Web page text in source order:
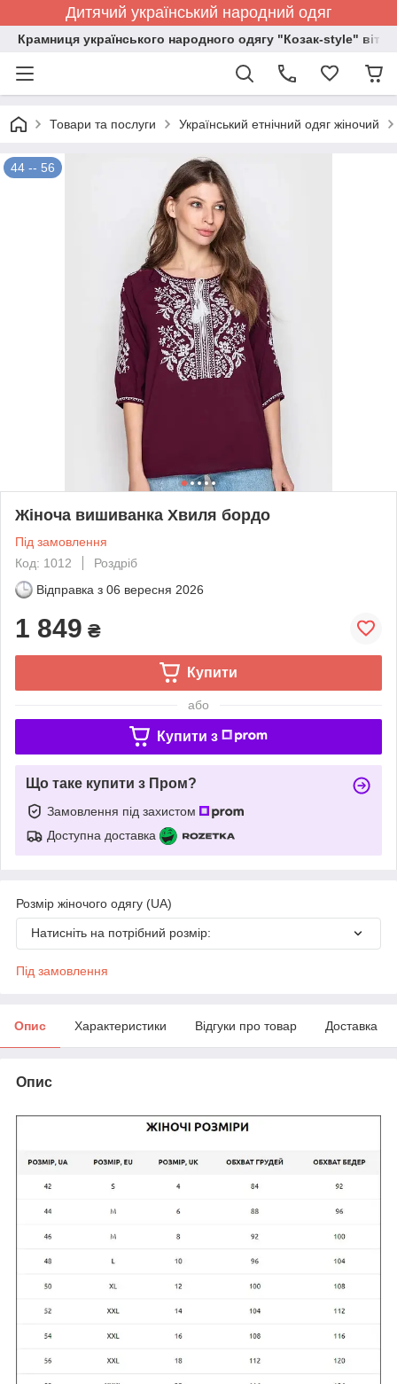
Дитячий український народний одяг
Крамниця українського народного одягу "Козак-style"
Товари та послуги Український етнічний одяг жіночий
44 -- 56
Жіноча вишиванка Хвиля бордо
Під замовлення
Код: 1012
Роздріб
Відправка з 06 вересня 2026
1 849 ₴
Купити
або
Купити з
Що таке купити з Пром?
Замовлення під захистом
Доступна доставка
Розмір жіночого одягу (UA)
Натисніть на потрібний розмір:
Під замовлення
Опис Характеристики Відгуки про товар Доставка
Опис